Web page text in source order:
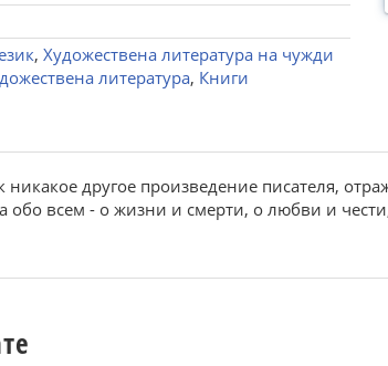
, Художествена литература на чужди
литература, Книги
другое произведение писателя,
всем - о жизни и смерти, о любви и